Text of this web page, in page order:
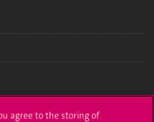
agree to the storing of